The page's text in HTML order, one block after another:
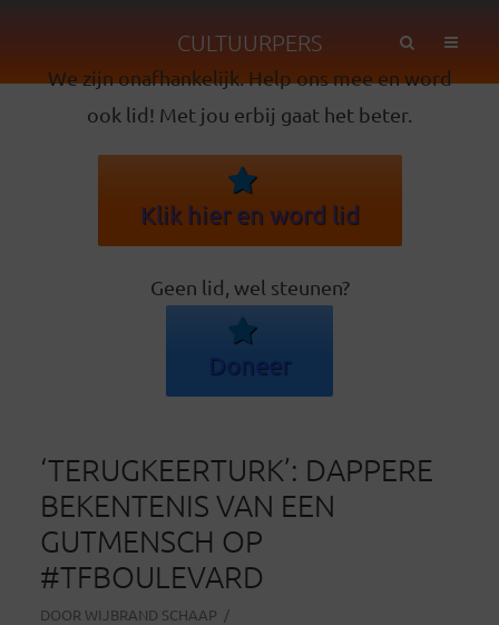
CULTUURPERS
We zijn onafhankelijk. Help ons mee en word
ook lid! Met jou erbij gaat het beter.
Klik hier en word lid
Geen lid, wel steunen?
Doneer
‘TERUGKEERTURK’: DAPPERE
BEKENTENIS VAN EEN
GUTMENSCH OP
#TFBOULEVARD
DOOR WIJBRAND SCHAAP